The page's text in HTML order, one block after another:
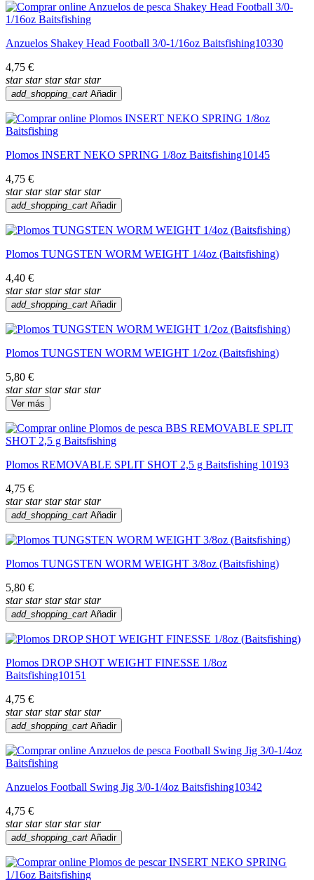
Anzuelos Shakey Head Football 3/0-1/16oz Baitsfishing10330
4,75 €
star star star star star
add_shopping_cart Añadir
Plomos INSERT NEKO SPRING 1/8oz Baitsfishing10145
4,75 €
star star star star star
add_shopping_cart Añadir
Plomos TUNGSTEN WORM WEIGHT 1/4oz (Baitsfishing)
4,40 €
star star star star star
add_shopping_cart Añadir
Plomos TUNGSTEN WORM WEIGHT 1/2oz (Baitsfishing)
5,80 €
star star star star star
Ver más
Plomos REMOVABLE SPLIT SHOT 2,5 g Baitsfishing 10193
4,75 €
star star star star star
add_shopping_cart Añadir
Plomos TUNGSTEN WORM WEIGHT 3/8oz (Baitsfishing)
5,80 €
star star star star star
add_shopping_cart Añadir
Plomos DROP SHOT WEIGHT FINESSE 1/8oz
Baitsfishing10151
4,75 €
star star star star star
add_shopping_cart Añadir
Anzuelos Football Swing Jig 3/0-1/4oz Baitsfishing10342
4,75 €
star star star star star
add_shopping_cart Añadir